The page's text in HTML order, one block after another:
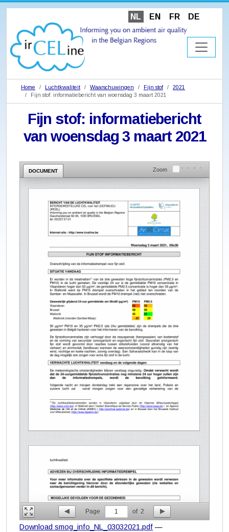
NL EN FR DE
Home Luchtkwaliteit Waarschuwingen Fijn stof
2021
Fijn stof: informatiebericht van woensdag 3 maart 2021
Fijn stof: informatiebericht
van woensdag 3 maart 2021
DOCUMENT Zoom
Page 1 of 2
Download smog_info_NL_03032021.pdf —